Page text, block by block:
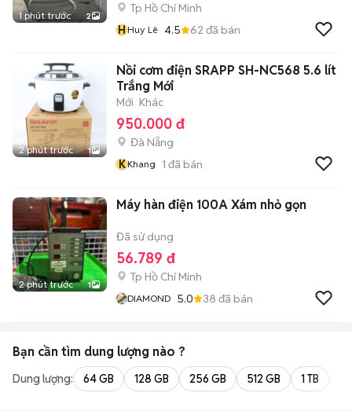
1 phút trước 2
Tp Hồ Chí Minh
HHuy Lê 4.5 62 đã bán
2 phút trước 1
Nồi cơm điện SRAPP SH-NC568 5.6 lít
Trắng Mới
Mới Khác
950.000 đ
Đà Nẵng
KKhang 1 đã bán
2 phút trước 1
Máy hàn điện 100A Xám nhỏ gọn
Đã sử dụng
56.789 đ
Tp Hồ Chí Minh
DIAMOND 5.0 38 đã bán
Bạn cần tìm dung lượng nào ?
Dung lượng: 64 GB 128 GB 256 GB 512 GB 1 TB